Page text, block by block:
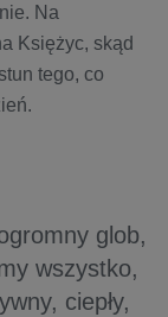
Na
Księżyc, skąd
tego, co
glob,
wszystko,
ciepły,